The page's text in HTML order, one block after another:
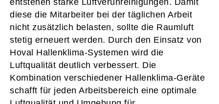
entstehen starke Luftverunreinigungen. Damit
diese die Mitarbeiter bei der täglichen Arbeit
nicht zusätzlich belasten, sollte die Raumluft
stetig erneuert werden. Durch den Einsatz von
Hoval Hallenklima-Systemen wird die
Luftqualität deutlich verbessert. Die
Kombination verschiedener Hallenklima-Geräte
schafft für jeden Arbeitsbereich eine optimale